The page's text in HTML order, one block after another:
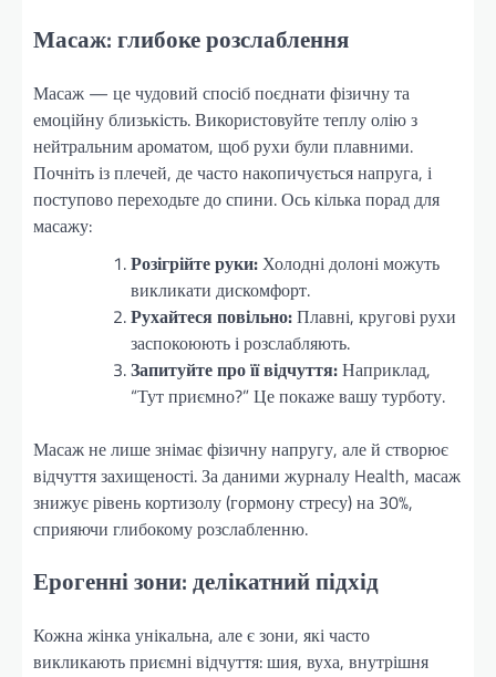
Масаж: глибоке розслаблення
Масаж — це чудовий спосіб поєднати фізичну та
емоційну близькість. Використовуйте теплу олію з
нейтральним ароматом, щоб рухи були плавними.
Почніть із плечей, де часто накопичується напруга, і
поступово переходьте до спини. Ось кілька порад для
масажу:
Розігрійте руки:Холодні долоні можуть
викликати дискомфорт.
Рухайтеся повільно:Плавні, кругові рухи
заспокоюють і розслабляють.
Запитуйте про її відчуття:Наприклад,
“Тут приємно?” Це покаже вашу турботу.
Масаж не лише знімає фізичну напругу, але й створює
відчуття захищеності. За даними журналу Health, масаж
знижує рівень кортизолу (гормону стресу) на 30%,
сприяючи глибокому розслабленню.
Ерогенні зони: делікатний підхід
Кожна жінка унікальна, але є зони, які часто
викликають приємні відчуття: шия, вуха, внутрішня